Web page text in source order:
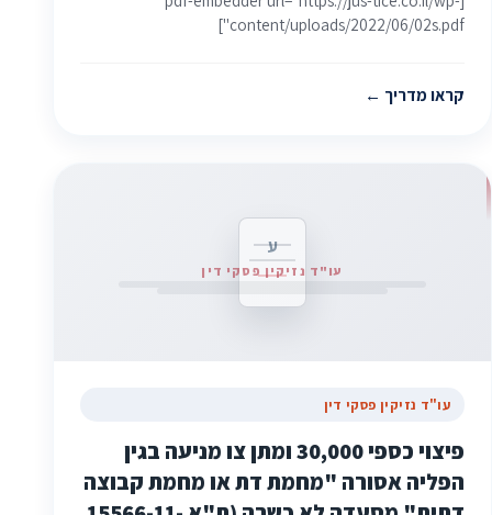
content/uploads/2022/06/02s.pdf"]
קראו מדריך
ע
עו"ד נזיקין פסקי דין
עו"ד נזיקין פסקי דין
פיצוי כספי 30,000 ומתן צו מניעה בגין
הפליה אסורה "מחמת דת או מחמת קבוצה